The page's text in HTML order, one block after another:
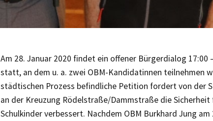
Am 28. Januar 2020 findet ein offener Bürgerdialog 17:00
statt, an dem u. a. zwei OBM-Kandidatinnen teilnehmen
städtischen Prozess befindliche Petition fordert von der
an der Kreuzung Rödelstraße/Dammstraße die
Schulkinder verbessert. Nachdem OBM Burkhard Jung am